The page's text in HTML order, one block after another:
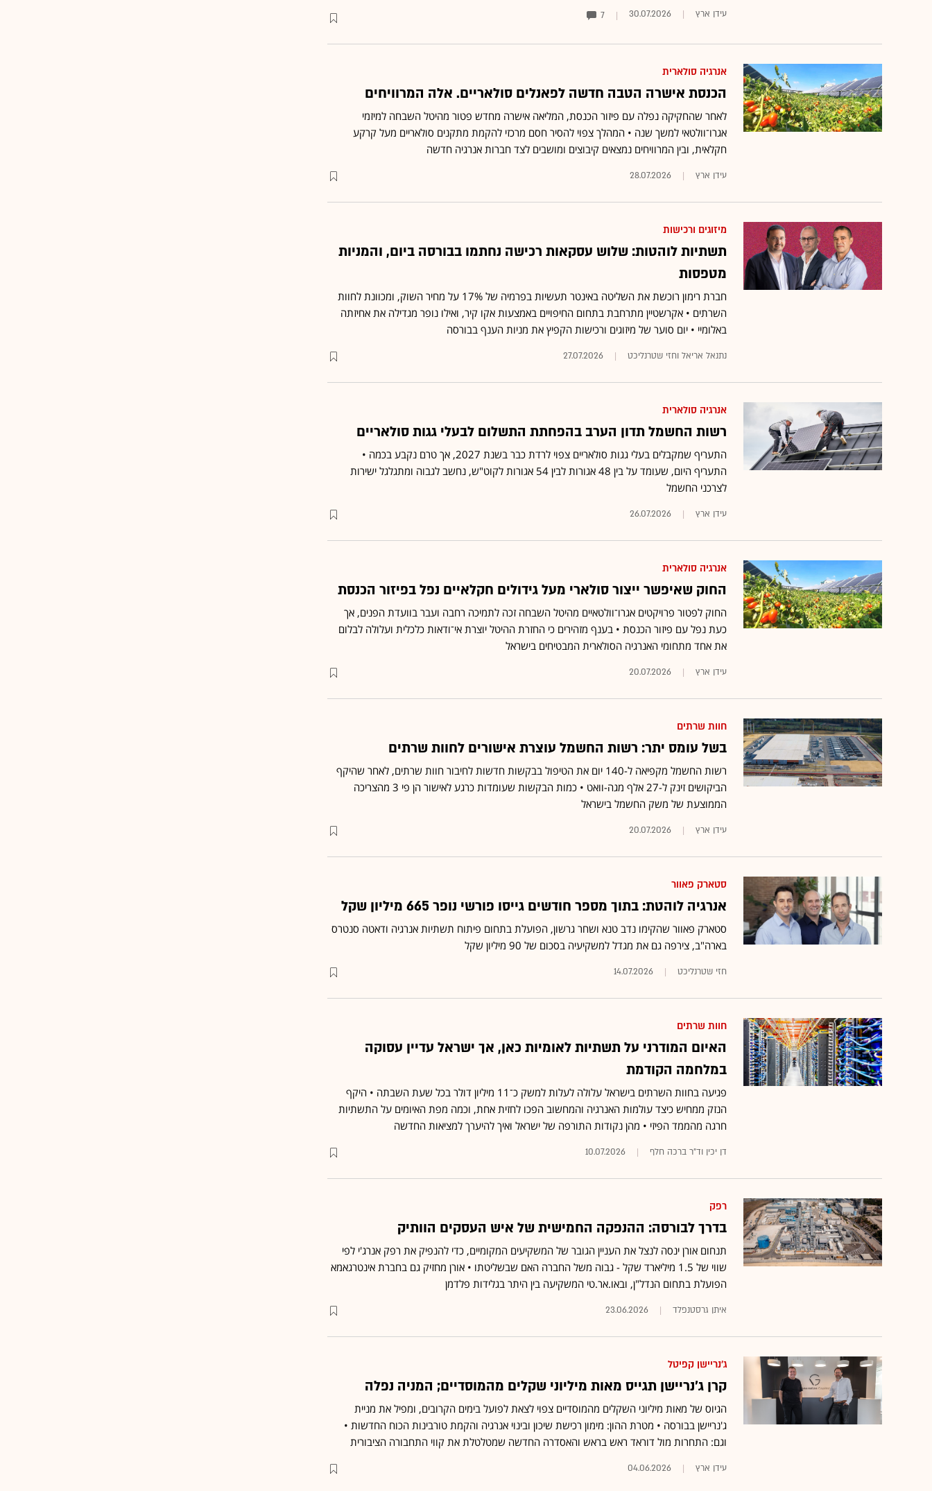
עידן ארץ 30.07.2026
7
אנרגיה סולארית
הכנסת אישרה הטבה חדשה לפאנלים סולאריים. אלה המרוויחים
לאחר שהחקיקה נפלה עם פיזור הכנסת, המליאה אישרה מחדש פטור מהיטל השבחה למיזמי
אגרו־וולטאי למשך שנה • המהלך צפוי להסיר חסם מרכזי להקמת מתקנים סולאריים מעל קרקע
חקלאית, ובין המרוויחים נמצאים קיבוצים ומושבים לצד חברות אנרגיה חדשה
עידן ארץ 28.07.2026
מיזוגים ורכישות
תשתיות לוהטות: שלוש עסקאות רכישה נחתמו בבורסה ביום, והמניות
מטפסות
חברת רימון רוכשת את השליטה באינטר תעשיות בפרמיה של 17% על מחיר השוק, ומכוונת לחוות
השרתים • אקרשטיין מתרחבת בתחום החיפויים באמצעות אקו קיר, ואילו נופר מגדילה את אחיזתה
באלומיי • יום סוער של מיזוגים ורכישות הקפיץ את מניות הענף בבורסה
נתנאל אריאל וחזי שטרנליכט 27.07.2026
אנרגיה סולארית
רשות החשמל תדון הערב בהפחתת התשלום לבעלי גגות סולאריים
התעריף שמקבלים בעלי גגות סולאריים צפוי לרדת כבר בשנת 2027, אך טרם נקבע בכמה •
התעריף היום, שעומד על בין 48 אגורות לבין 54 אגורות לקוט"ש, נחשב לגבוה ומתגלגל ישירות
לצרכני החשמל
עידן ארץ 26.07.2026
אנרגיה סולארית
החוק שאיפשר ייצור סולארי מעל גידולים חקלאיים נפל בפיזור הכנסת
החוק לפטור פרויקטים אגרו־וולטאיים מהיטל השבחה זכה לתמיכה רחבה ועבר בוועדת הפנים, אך
כעת נפל עם פיזור הכנסת • בענף מזהירים כי החזרת ההיטל יוצרת אי־ודאות כלכלית ועלולה לבלום
את אחד מתחומי האנרגיה הסולארית המבטיחים בישראל
עידן ארץ 20.07.2026
חוות שרתים
בשל עומס יתר: רשות החשמל עוצרת אישורים לחוות שרתים
רשות החשמל מקפיאה ל-140 יום את הטיפול בבקשות חדשות לחיבור חוות שרתים, לאחר שהיקף
הביקושים זינק ל-27 אלף מגה-וואט • כמות הבקשות שעומדות כרגע לאישור הן פי 3 מהצריכה
הממוצעת של משק החשמל בישראל
עידן ארץ 20.07.2026
סטארק פאוור
אנרגיה לוהטת: בתוך מספר חודשים גייסו פורשי נופר 665 מיליון שקל
סטארק פאוור שהקימו נדב טנא ושחר גרשון, הפועלת בתחום פיתוח תשתיות אנרגיה ודאטה סנטרס
בארה"ב, צירפה גם את מגדל למשקיעיה בסכום של 90 מיליון שקל
חזי שטרנליכט 14.07.2026
חוות שרתים
האיום המודרני על תשתיות לאומיות כאן, אך ישראל עדיין עסוקה
במלחמה הקודמת
פגיעה בחוות השרתים בישראל עלולה לעלות למשק כ־11 מיליון דולר בכל שעת השבתה • היקף
הנזק ממחיש כיצד עולמות האנרגיה והמחשוב הפכו לחזית אחת, וכמה מפת האיומים על התשתיות
חרגה מהממד הפיזי • מהן נקודות התורפה של ישראל ואיך להיערך למציאות החדשה
דן יכין וד"ר ברכה חלף 10.07.2026
רפק
בדרך לבורסה: ההנפקה החמישית של איש העסקים הוותיק
תנחום אורן ינסה לנצל את העניין הגובר של המשקיעים המקומיים, כדי להנפיק את רפק אנרג'י לפי
שווי של 1.5 מיליארד שקל - גבוה משל החברה האם שבשליטתו • אורן מחזיק גם בחברת אינטרגאמא
הפועלת בתחום הנדל"ן, ובאו.אר.טי המשקיעה בין היתר בגלידות פלדמן
איתן גרסטנפלד 23.06.2026
ג'נריישן קפיטל
קרן ג'נריישן תגייס מאות מיליוני שקלים מהמוסדיים; המניה נפלה
הגיוס של מאות מיליוני השקלים מהמוסדיים צפוי לצאת לפועל בימים הקרובים, ומפיל את מניית
ג'נריישן בבורסה • מטרת ההון: מימון רכישת שיכון ובינוי אנרגיה והקמת טורבינות הכוח החדשות •
וגם: התחרות מול דוראד ראש בראש והאסדרה החדשה שמטלטלת את קווי התחבורה הציבורית
עידן ארץ 04.06.2026